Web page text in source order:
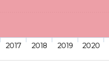
2017 2018 2019 2020